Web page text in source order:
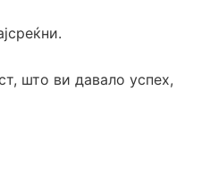
што ви давало успех,